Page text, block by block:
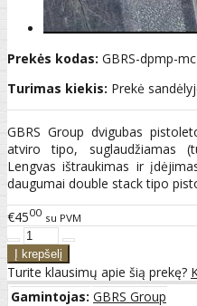
Prekės kodas: GBRS-dpmp-mc
Turimas kiekis: Prekė
GBRS Group dvigubas
atviro tipo, suglaudžiamas
Lengvas ištraukimas ir
daugumai double stack tipo
€4500 su PVM
Turite klausimų apie šią prekę?
Gamintojas: GBRS Group